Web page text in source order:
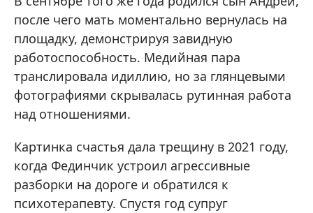
после чего мать моментально вернулась на
площадку, демонстрируя завидную
работоспособность. Медийная пара
транслировала идиллию, но за глянцевыми
фотографиями скрывалась рутинная работа
над отношениями.
Картинка счастья дала трещину в 2021 году,
когда Фединчик устроил агрессивные
разборки на дороге и обратился к
психотерапевту. Спустя год супруг